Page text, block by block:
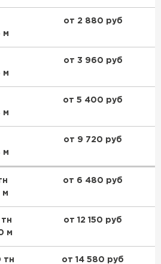
м
от 2 880 руб
м
от 3 960 руб
м
от 5 400 руб
м
от 9 720 руб
м
от 6 480 руб
м
от 12 150 руб
тн
от 14 580 руб
Юматекс Термо
Неман
панели